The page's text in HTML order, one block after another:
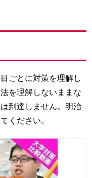
ごとに対策を理解し
を理解しないままな
到達しません。明治
ください。